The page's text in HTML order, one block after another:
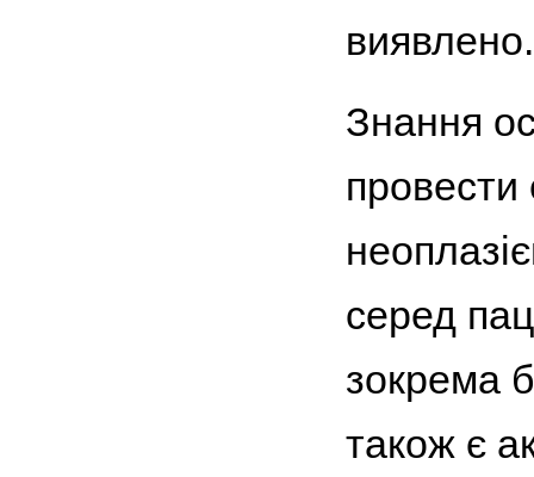
виявлено.
Знання
провести
серед
зокрема
також є